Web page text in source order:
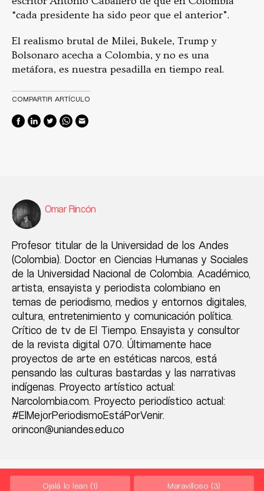
“cada presidente ha sido peor que el anterior”.
El realismo brutal de Milei, Bukele, Trump y
Bolsonaro acecha a Colombia, y no es una
metáfora, es nuestra pesadilla en tiempo real.
COMPARTIR ARTÍCULO
Omar Rincón
Profesor titular de la Universidad de los Andes
(Colombia). Doctor en Ciencias Humanas y Sociales
de la Universidad Nacional de Colombia. Académico,
artista, ensayista y periodista colombiano en
temas de periodismo, medios y entornos digitales,
cultura, entretenimiento y comunicación política.
Crítico de tv de El Tiempo. Ensayista y consultor
de la revista digital 070. Últimamente hace
proyectos de arte en estéticas narcos, está
pensando las culturas bastardas y las narrativas
indígenas. Proyecto artístico actual:
Narcolombia.com. Proyecto periodístico actual:
#ElMejorPeriodismoEstáPorVenir.
orincon@uniandes.edu.co
Ojalá lo lean (1) Maravilloso (3)